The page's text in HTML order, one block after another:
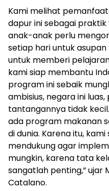
Kami melihat
dapur ini sebagai
anak-anak perlu
setiap hari untuk
untuk memberi
kami siap membantu
program ini sebaik
ambisius, negara ini
tantangannya tidak
ada program makanan
di dunia. Karena itu,
mendukung agar
mungkin, karena tata
sangatlah penting,” ujar
Catalano.